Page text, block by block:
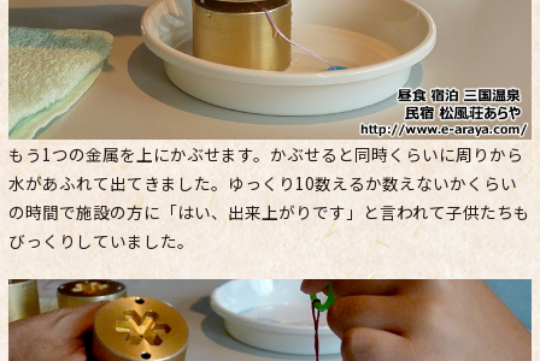
もう1つの金属を上にかぶせます。かぶせると同時くらいに周りから
水があふれて出てきました。ゆっくり10数えるか数えないかくらい
の時間で施設の方に「はい、出来上がりです」と言われて子供たちも
びっくりしていました。